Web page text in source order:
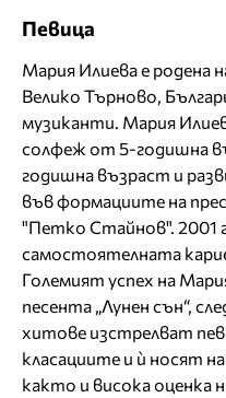
Певица
Мария Илиева е родена
Велико Търново,
музиканти. Мария
солфеж от 5-годишна
годишна възраст и
във формациите на
"Петко Стайнов". 2001
самостоятелната
Големият успех на
песента „Лунен сън“,
хитове изстрелват
класациите и ѝ носят
както и висока оценка